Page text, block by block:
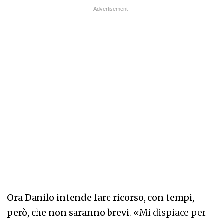
Ora Danilo intende fare ricorso, con tempi,
però, che non saranno brevi. «Mi dispiace per